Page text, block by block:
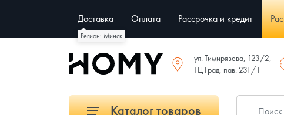
Регион: Минск
Доставка Оплата Рассрочка и кредит
ул. Тимирязева, 123/2,
ТЦ Град, пав. 231/1
Каталог товаров